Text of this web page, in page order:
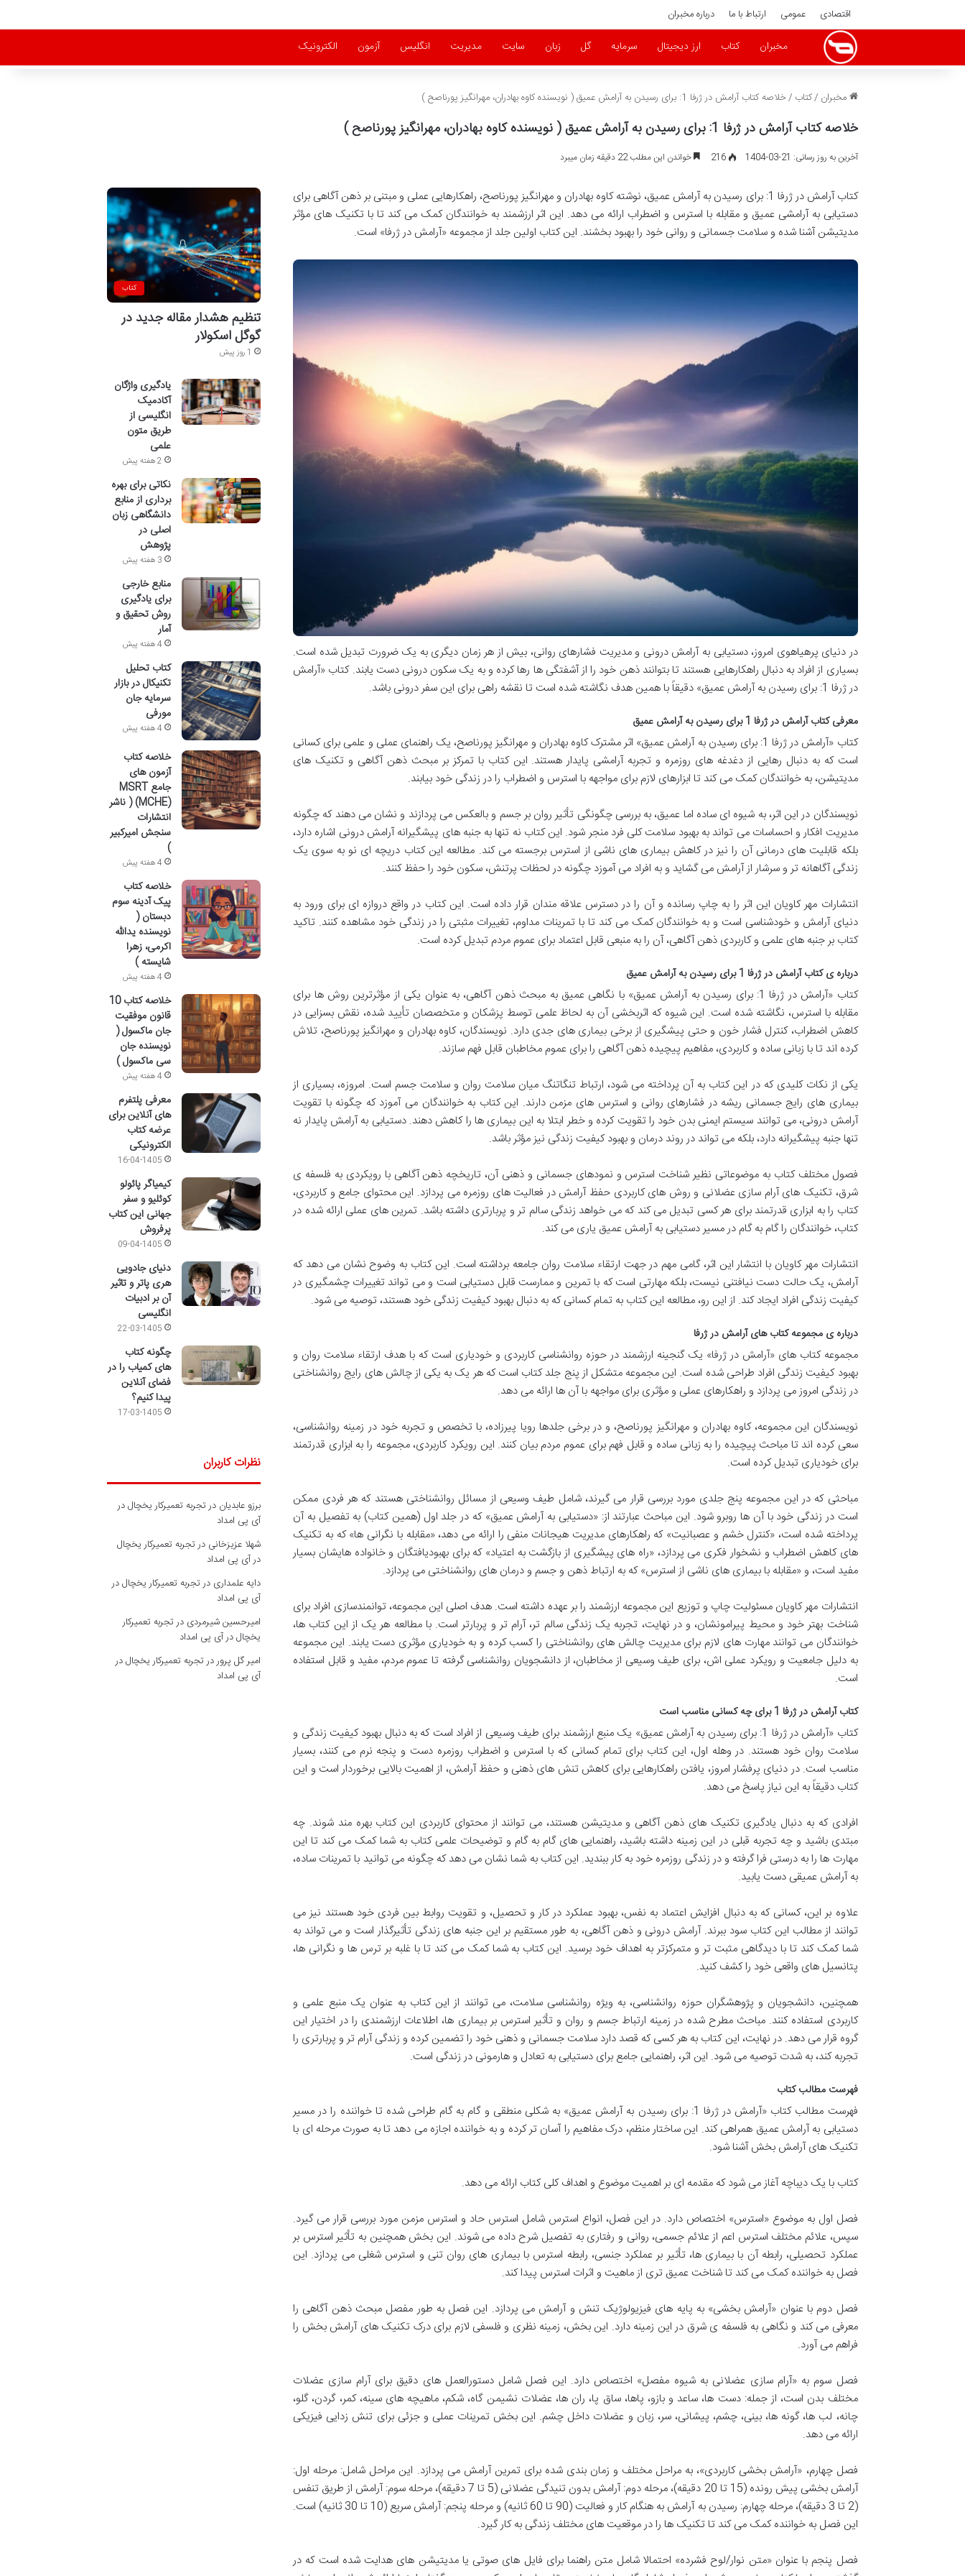
اقتصادی عمومی ارتباط با ما درباره مخبران
مخبران کتاب ارز دیجیتال سرمایه گل زبان سایت مدیریت انگلیس آزمون الکترونیک
مخبران /کتاب /خلاصه کتاب آرامش در ژرفا 1: برای رسیدن به آرامش عمیق ( نویسنده کاوه بهادران، مهرانگیز پورناصح )
خلاصه کتاب آرامش در ژرفا 1: برای رسیدن به آرامش عمیق ( نویسنده کاوه بهادران، مهرانگیز پورناصح )
آخرین به روز رسانی: 21-03-1404 216 خواندن این مطلب 22 دقیقه زمان میبرد
کتاب آرامش در ژرفا 1: برای رسیدن به آرامش عمیق، نوشته کاوه بهادران و مهرانگیز پورناصح، راهکارهایی عملی و مبتنی بر ذهن آگاهی برای
دستیابی به آرامشی عمیق و مقابله با استرس و اضطراب ارائه می دهد. این اثر ارزشمند به خوانندگان کمک می کند تا با تکنیک های مؤثر
مدیتیشن آشنا شده و سلامت جسمانی و روانی خود را بهبود بخشند. این کتاب اولین جلد از مجموعه «آرامش در ژرفا» است.
در دنیای پرهیاهوی امروز، دستیابی به آرامش درونی و مدیریت فشارهای روانی، بیش از هر زمان دیگری به یک ضرورت تبدیل شده است.
بسیاری از افراد به دنبال راهکارهایی هستند تا بتوانند ذهن خود را از آشفتگی ها رها کرده و به یک سکون درونی دست یابند. کتاب «آرامش
در ژرفا 1: برای رسیدن به آرامش عمیق» دقیقاً با همین هدف نگاشته شده است تا نقشه راهی برای این سفر درونی باشد.
معرفی کتاب آرامش در ژرفا 1 برای رسیدن به آرامش عمیق
کتاب «آرامش در ژرفا 1: برای رسیدن به آرامش عمیق» اثر مشترک کاوه بهادران و مهرانگیز پورناصح، یک راهنمای عملی و علمی برای کسانی
است که به دنبال رهایی از دغدغه های روزمره و تجربه آرامشی پایدار هستند. این کتاب با تمرکز بر مبحث ذهن آگاهی و تکنیک های
مدیتیشن، به خوانندگان کمک می کند تا ابزارهای لازم برای مواجهه با استرس و اضطراب را در زندگی خود بیابند.
نویسندگان در این اثر، به شیوه ای ساده اما عمیق، به بررسی چگونگی تأثیر روان بر جسم و بالعکس می پردازند و نشان می دهند که چگونه
مدیریت افکار و احساسات می تواند به بهبود سلامت کلی فرد منجر شود. این کتاب نه تنها به جنبه های پیشگیرانه آرامش درونی اشاره دارد،
بلکه قابلیت های درمانی آن را نیز در کاهش بیماری های ناشی از استرس برجسته می کند. مطالعه این کتاب دریچه ای نو به سوی یک
زندگی آگاهانه تر و سرشار از آرامش می گشاید و به افراد می آموزد چگونه در لحظات پرتنش، سکون خود را حفظ کنند.
انتشارات مهر کاویان این اثر را به چاپ رسانده و آن را در دسترس علاقه مندان قرار داده است. این کتاب در واقع دروازه ای برای ورود به
دنیای آرامش و خودشناسی است و به خوانندگان کمک می کند تا با تمرینات مداوم، تغییرات مثبتی را در زندگی خود مشاهده کنند. تاکید
کتاب بر جنبه های علمی و کاربردی ذهن آگاهی، آن را به منبعی قابل اعتماد برای عموم مردم تبدیل کرده است.
درباره ی کتاب آرامش در ژرفا 1 برای رسیدن به آرامش عمیق
کتاب «آرامش در ژرفا 1: برای رسیدن به آرامش عمیق» با نگاهی عمیق به مبحث ذهن آگاهی، به عنوان یکی از مؤثرترین روش ها برای
مقابله با استرس، نگاشته شده است. این شیوه که اثربخشی آن به لحاظ علمی توسط پزشکان و متخصصان تأیید شده، نقش بسزایی در
کاهش اضطراب، کنترل فشار خون و حتی پیشگیری از برخی بیماری های جدی دارد. نویسندگان، کاوه بهادران و مهرانگیز پورناصح، تلاش
کرده اند تا با زبانی ساده و کاربردی، مفاهیم پیچیده ذهن آگاهی را برای عموم مخاطبان قابل فهم سازند.
یکی از نکات کلیدی که در این کتاب به آن پرداخته می شود، ارتباط تنگاتنگ میان سلامت روان و سلامت جسم است. امروزه، بسیاری از
بیماری های رایج جسمانی ریشه در فشارهای روانی و استرس های مزمن دارند. این کتاب به خوانندگان می آموزد که چگونه با تقویت
آرامش درونی، می توانند سیستم ایمنی بدن خود را تقویت کرده و خطر ابتلا به این بیماری ها را کاهش دهند. دستیابی به آرامش پایدار نه
تنها جنبه پیشگیرانه دارد، بلکه می تواند در روند درمان و بهبود کیفیت زندگی نیز مؤثر باشد.
فصول مختلف کتاب به موضوعاتی نظیر شناخت استرس و نمودهای جسمانی و ذهنی آن، تاریخچه ذهن آگاهی با رویکردی به فلسفه ی
شرق، تکنیک های آرام سازی عضلانی و روش های کاربردی حفظ آرامش در فعالیت های روزمره می پردازد. این محتوای جامع و کاربردی،
کتاب را به ابزاری قدرتمند برای هر کسی تبدیل می کند که می خواهد زندگی سالم تر و پربارتری داشته باشد. تمرین های عملی ارائه شده در
کتاب، خوانندگان را گام به گام در مسیر دستیابی به آرامش عمیق یاری می کند.
انتشارات مهر کاویان با انتشار این اثر، گامی مهم در جهت ارتقاء سلامت روان جامعه برداشته است. این کتاب به وضوح نشان می دهد که
آرامش، یک حالت دست نیافتنی نیست، بلکه مهارتی است که با تمرین و ممارست قابل دستیابی است و می تواند تغییرات چشمگیری در
کیفیت زندگی افراد ایجاد کند. از این رو، مطالعه این کتاب به تمام کسانی که به دنبال بهبود کیفیت زندگی خود هستند، توصیه می شود.
درباره ی مجموعه کتاب های آرامش در ژرفا
مجموعه کتاب های «آرامش در ژرفا» یک گنجینه ارزشمند در حوزه روانشناسی کاربردی و خودیاری است که با هدف ارتقاء سلامت روان و
بهبود کیفیت زندگی افراد طراحی شده است. این مجموعه متشکل از پنج جلد کتاب است که هر یک به یکی از چالش های رایج روانشناختی
در زندگی امروز می پردازد و راهکارهای عملی و مؤثری برای مواجهه با آن ها ارائه می دهد.
نویسندگان این مجموعه، کاوه بهادران و مهرانگیز پورناصح، و در برخی جلدها رویا پیرزاده، با تخصص و تجربه خود در زمینه روانشناسی،
سعی کرده اند تا مباحث پیچیده را به زبانی ساده و قابل فهم برای عموم مردم بیان کنند. این رویکرد کاربردی، مجموعه را به ابزاری قدرتمند
برای خودیاری تبدیل کرده است.
مباحثی که در این مجموعه پنج جلدی مورد بررسی قرار می گیرند، شامل طیف وسیعی از مسائل روانشناختی هستند که هر فردی ممکن
است در زندگی خود با آن ها روبرو شود. این مباحث عبارتند از: «دستیابی به آرامش عمیق» که در جلد اول (همین کتاب) به تفصیل به آن
پرداخته شده است، «کنترل خشم و عصبانیت» که راهکارهای مدیریت هیجانات منفی را ارائه می دهد، «مقابله با نگرانی ها» که به تکنیک
های کاهش اضطراب و نشخوار فکری می پردازد، «راه های پیشگیری از بازگشت به اعتیاد» که برای بهبودیافتگان و خانواده هایشان بسیار
مفید است، و «مقابله با بیماری های ناشی از استرس» که به ارتباط ذهن و جسم و درمان های روانشناختی می پردازد.
انتشارات مهر کاویان مسئولیت چاپ و توزیع این مجموعه ارزشمند را بر عهده داشته است. هدف اصلی این مجموعه، توانمندسازی افراد برای
شناخت بهتر خود و محیط پیرامونشان، و در نهایت، تجربه یک زندگی سالم تر، آرام تر و پربارتر است. با مطالعه هر یک از این کتاب ها،
خوانندگان می توانند مهارت های لازم برای مدیریت چالش های روانشناختی را کسب کرده و به خودیاری مؤثری دست یابند. این مجموعه
به دلیل جامعیت و رویکرد عملی اش، برای طیف وسیعی از مخاطبان، از دانشجویان روانشناسی گرفته تا عموم مردم، مفید و قابل استفاده
است.
کتاب آرامش در ژرفا 1 برای چه کسانی مناسب است
کتاب «آرامش در ژرفا 1: برای رسیدن به آرامش عمیق» یک منبع ارزشمند برای طیف وسیعی از افراد است که به دنبال بهبود کیفیت زندگی و
سلامت روان خود هستند. در وهله اول، این کتاب برای تمام کسانی که با استرس و اضطراب روزمره دست و پنجه نرم می کنند، بسیار
مناسب است. در دنیای پرفشار امروز، یافتن راهکارهایی برای کاهش تنش های ذهنی و حفظ آرامش، از اهمیت بالایی برخوردار است و این
کتاب دقیقاً به این نیاز پاسخ می دهد.
افرادی که به دنبال یادگیری تکنیک های ذهن آگاهی و مدیتیشن هستند، می توانند از محتوای کاربردی این کتاب بهره مند شوند. چه
مبتدی باشید و چه تجربه قبلی در این زمینه داشته باشید، راهنمایی های گام به گام و توضیحات علمی کتاب به شما کمک می کند تا این
مهارت ها را به درستی فرا گرفته و در زندگی روزمره خود به کار ببندید. این کتاب به شما نشان می دهد که چگونه می توانید با تمرینات ساده،
به آرامش عمیقی دست یابید.
علاوه بر این، کسانی که به دنبال افزایش اعتماد به نفس، بهبود عملکرد در کار و تحصیل، و تقویت روابط بین فردی خود هستند نیز می
توانند از مطالب این کتاب سود ببرند. آرامش درونی و ذهن آگاهی، به طور مستقیم بر این جنبه های زندگی تأثیرگذار است و می تواند به
شما کمک کند تا با دیدگاهی مثبت تر و متمرکزتر به اهداف خود برسید. این کتاب به شما کمک می کند تا با غلبه بر ترس ها و نگرانی ها،
پتانسیل های واقعی خود را کشف کنید.
همچنین، دانشجویان و پژوهشگران حوزه روانشناسی، به ویژه روانشناسی سلامت، می توانند از این کتاب به عنوان یک منبع علمی و
کاربردی استفاده کنند. مباحث مطرح شده در زمینه ارتباط جسم و روان و تأثیر استرس بر بیماری ها، اطلاعات ارزشمندی را در اختیار این
گروه قرار می دهد. در نهایت، این کتاب به هر کسی که قصد دارد سلامت جسمانی و ذهنی خود را تضمین کرده و زندگی آرام تر و پربارتری را
تجربه کند، به شدت توصیه می شود. این اثر، راهنمایی جامع برای دستیابی به تعادل و هارمونی در زندگی است.
فهرست مطالب کتاب
فهرست مطالب کتاب «آرامش در ژرفا 1: برای رسیدن به آرامش عمیق» به شکلی منطقی و گام به گام طراحی شده تا خواننده را در مسیر
دستیابی به آرامش عمیق همراهی کند. این ساختار منظم، درک مفاهیم را آسان تر کرده و به خواننده اجازه می دهد تا به صورت مرحله ای با
تکنیک های آرامش بخش آشنا شود.
کتاب با یک دیباچه آغاز می شود که مقدمه ای بر اهمیت موضوع و اهداف کلی کتاب ارائه می دهد.
فصل اول به موضوع «استرس» اختصاص دارد. در این فصل، انواع استرس شامل استرس حاد و استرس مزمن مورد بررسی قرار می گیرد.
سپس، علائم مختلف استرس اعم از علائم جسمی، روانی و رفتاری به تفصیل شرح داده می شوند. این بخش همچنین به تأثیر استرس بر
عملکرد تحصیلی، رابطه آن با بیماری ها، تأثیر بر عملکرد جنسی، رابطه استرس با بیماری های روان تنی و استرس شغلی می پردازد. این
فصل به خواننده کمک می کند تا شناخت عمیق تری از ماهیت و اثرات استرس پیدا کند.
فصل دوم با عنوان «آرامش بخشی» به پایه های فیزیولوژیک تنش و آرامش می پردازد. این فصل به طور مفصل مبحث ذهن آگاهی را
معرفی می کند و نگاهی به فلسفه ی شرق در این زمینه دارد. این بخش، زمینه نظری و فلسفی لازم برای درک تکنیک های آرامش بخش را
فراهم می آورد.
فصل سوم به «آرام سازی عضلانی به شیوه مفصل» اختصاص دارد. این فصل شامل دستورالعمل های دقیق برای آرام سازی عضلات
مختلف بدن است، از جمله: دست ها، ساعد و بازو، پاها، ساق پا، ران ها، عضلات نشیمن گاه، شکم، ماهیچه های سینه، کمر، گردن، گلو،
چانه، لب ها، گونه ها، بینی، چشم، پیشانی، سر، زبان و عضلات داخل چشم. این بخش تمرینات عملی و جزئی برای تنش زدایی فیزیکی
ارائه می دهد.
فصل چهارم، «آرامش بخشی کاربردی»، به مراحل مختلف و زمان بندی شده برای تمرین آرامش می پردازد. این مراحل شامل: مرحله اول:
آرامش بخشی پیش رونده (15 تا 20 دقیقه)، مرحله دوم: آرامش بدون تنیدگی عضلانی (5 تا 7 دقیقه)، مرحله سوم: آرامش از طریق تنفس
(2 تا 3 دقیقه)، مرحله چهارم: رسیدن به آرامش به هنگام کار و فعالیت (90 تا 60 ثانیه) و مرحله پنجم: آرامش سریع (10 تا 30 ثانیه) است.
این فصل به خواننده کمک می کند تا تکنیک ها را در موقعیت های مختلف زندگی به کار گیرد.
فصل پنجم با عنوان «متن نوار/لوح فشرده» احتمالا شامل متن راهنما برای فایل های صوتی یا مدیتیشن های هدایت شده است که در
کتاب
تنظیم هشدار مقاله جدید در
گوگل اسکولار
1 روز پیش
یادگیری واژگان
آکادمیک
انگلیسی از
طریق متون
علمی
2 هفته پیش
نکاتی برای بهره
برداری از منابع
دانشگاهی زبان
اصلی در
پژوهش
3 هفته پیش
منابع خارجی
برای یادگیری
روش تحقیق و
آمار
4 هفته پیش
کتاب تحلیل
تکنیکال در بازار
سرمایه جان
مورفی
4 هفته پیش
خلاصه کتاب
آزمون های
جامع MSRT
(MCHE) ( ناشر
انتشارات
سنجش امیرکبیر
)
4 هفته پیش
خلاصه کتاب
پیک آدینه سوم
دبستان (
نویسنده یدالله
اکرمی، زهرا
شایسته )
4 هفته پیش
خلاصه کتاب 10
قانون موفقیت
جان ماکسول (
نویسنده جان
سی ماکسول )
4 هفته پیش
معرفی پلتفرم
های آنلاین برای
عرضه کتاب
الکترونیکی
16-04-1405
کیمیاگر پائولو
کوئلیو و سفر
جهانی این کتاب
پرفروش
09-04-1405
دنیای جادویی
هری پاتر و تاثیر
آن بر ادبیات
انگلیسی
22-03-1405
چگونه کتاب
های کمیاب را در
فضای آنلاین
پیدا کنیم؟
17-03-1405
نظرات کاربران
برزو عابدیان درتجربه تعمیرکار یخچال در
آی پی امداد
شهلا عزیزخانی درتجربه تعمیرکار یخچال
در آی پی امداد
دایه علمداری درتجربه تعمیرکار یخچال در
آی پی امداد
امیرحسین شیرمردی درتجربه تعمیرکار
یخچال در آی پی امداد
امیر گل پروردرتجربه تعمیرکار یخچال در
آی پی امداد